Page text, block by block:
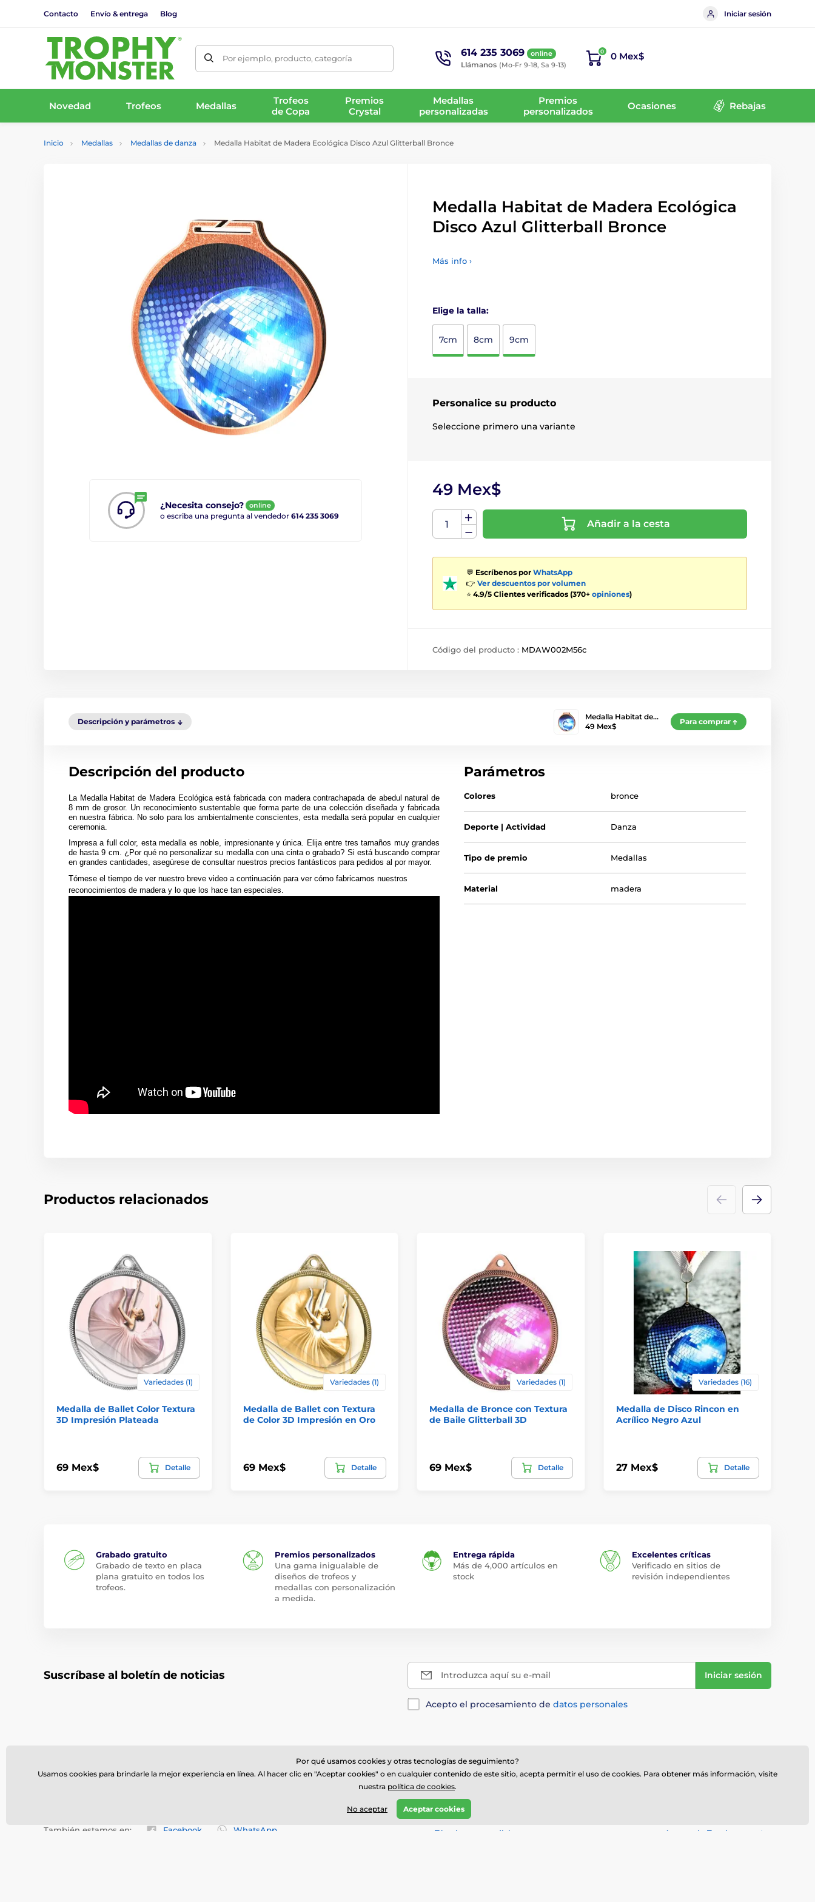
Contacto Envío & entrega Blog Iniciar sesión
Por ejemplo, producto, categoría 614 235 3069 online
Llámanos (Mo-Fr 9-18, Sa 9-13)
0 0 Mex$
Novedad Trofeos Medallas
Trofeos
de Copa
Premios
Crystal
Medallas
personalizadas
Premios
personalizados
Ocasiones Rebajas
Inicio Medallas Medallas de danza Medalla Habitat de Madera Ecológica Disco Azul Glitterball Bronce
¿Necesita consejo? online
o escriba una pregunta al vendedor 614 235 3069
Medalla Habitat de Madera Ecológica
Disco Azul Glitterball Bronce
Más info ›
Elige la talla:
7cm 8cm 9cm
Personalice su producto
Seleccione primero una variante
49 Mex$
Añadir a la cesta
💬 Escríbenos por WhatsApp
👉 Ver descuentos por volumen
⭐ 4.9/5 Clientes verificados (370+ opiniones)
Código del producto : MDAW002M56c
Descripción y parámetros
Medalla Habitat de…
49 Mex$
Para comprar
Descripción del producto
La Medalla Habitat de Madera Ecológica está fabricada con madera contrachapada de abedul natural de
8 mm de grosor. Un reconocimiento sustentable que forma parte de una colección diseñada y fabricada
en nuestra fábrica. No solo para los ambientalmente conscientes, esta medalla será popular en cualquier
ceremonia.
Impresa a full color, esta medalla es noble, impresionante y única. Elija entre tres tamaños muy grandes
de hasta 9 cm. ¿Por qué no personalizar su medalla con una cinta o grabado? Si está buscando comprar
en grandes cantidades, asegúrese de consultar nuestros precios fantásticos para pedidos al por mayor.
Tómese el tiempo de ver nuestro breve video a continuación para ver cómo fabricamos nuestros
reconocimientos de madera y lo que los hace tan especiales.
Parámetros
Colores bronce
Deporte | Actividad Danza
Tipo de premio Medallas
Material madera
Productos relacionados
Variedades (1)
Medalla de Ballet Color Textura
3D Impresión Plateada
69 Mex$ Detalle
Variedades (1)
Medalla de Ballet con Textura
de Color 3D Impresión en Oro
69 Mex$ Detalle
Variedades (1)
Medalla de Bronce con Textura
de Baile Glitterball 3D
69 Mex$ Detalle
Variedades (16)
Medalla de Disco Rincon en
Acrílico Negro Azul
27 Mex$ Detalle
Grabado gratuito
Grabado de texto en placa
plana gratuito en todos los
trofeos.
Premios personalizados
Una gama inigualable de
diseños de trofeos y
medallas con personalización
a medida.
Entrega rápida
Más de 4,000 artículos en
stock
Excelentes críticas
Verificado en sitios de
revisión independientes
Suscríbase al boletín de noticias Introduzca aquí su e-mail Iniciar sesión
Acepto el procesamiento de datos personales
ventas@trophymonster.mx
En cualquier momento
También estamos en: Facebook WhatsApp
Acerca de su pedido
Información de entrega
Política de privacidad
Términos y condiciones Acerca de Trophy monster
Por qué usamos cookies y otras tecnologías de seguimiento?
Usamos cookies para brindarle la mejor experiencia en línea. Al hacer clic en "Aceptar cookies" o en cualquier contenido de este sitio, acepta permitir el uso de cookies. Para obtener más información, visite
nuestra política de cookies.
No aceptar Aceptar cookies